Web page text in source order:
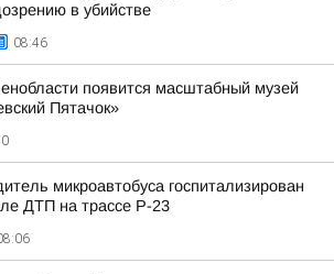
в убийстве
08:46
появится масштабный музей
Пятачок»
микроавтобуса госпитализирован
ДТП на трассе Р-23